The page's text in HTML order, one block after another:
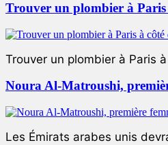
Trouver un plombier à Paris
Trouver un plombier à Paris
Noura Al-Matroushi,
Les Émirats arabes unis